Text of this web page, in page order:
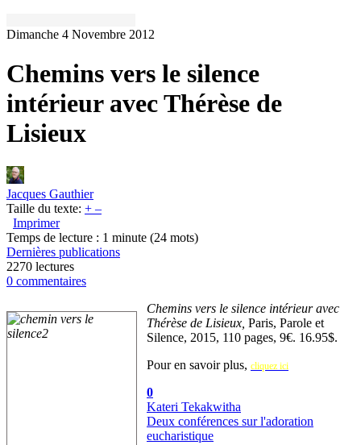
Dimanche 4 Novembre 2012
Chemins vers le silence
intérieur avec Thérèse de
Lisieux
Jacques Gauthier
Taille du texte: + –
Imprimer
Temps de lecture : 1 minute (24 mots)
Dernières publications
2270 lectures
0 commentaires
Chemins vers le silence intérieur avec
Thérèse de Lisieux, Paris, Parole et
Silence, 2015, 110 pages, 9€. 16.95$.
Pour en savoir plus, cliquez ici
0
Kateri Tekakwitha
Deux conférences sur l'adoration
eucharistique